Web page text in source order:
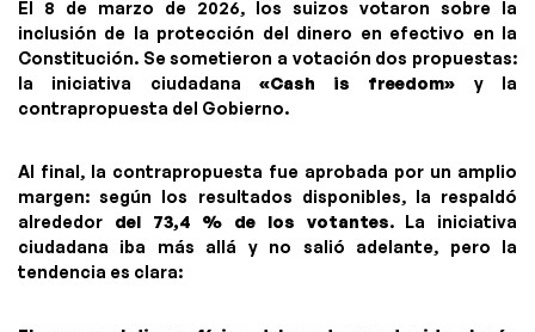
El 8 de marzo de 2026, los suizos votaron sobre la
inclusión de la protección del dinero en efectivo en la
Constitución. Se sometieron a votación dos propuestas:
la iniciativa ciudadana «Cash is freedom» y la
contrapropuesta del Gobierno.
Al final, la contrapropuesta fue aprobada por un amplio
margen: según los resultados disponibles, la respaldó
alrededor del 73,4 % de los votantes. La iniciativa
ciudadana iba más allá y no salió adelante, pero la
tendencia es clara: